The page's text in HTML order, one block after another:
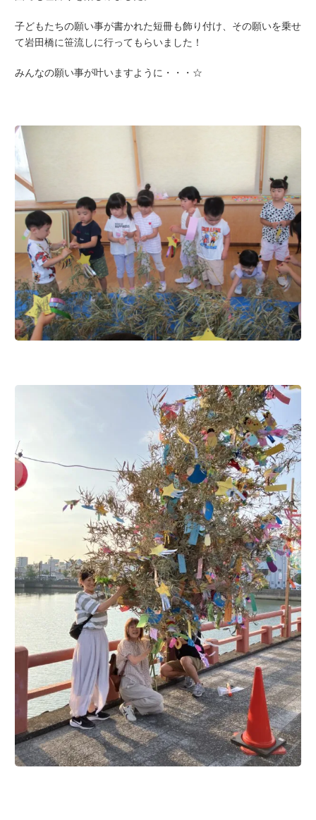
子どもたちの願い事が書かれた短冊も飾り付け、その願いを乗せ
て岩田橋に笹流しに行ってもらいました！
みんなの願い事が叶いますように・・・☆